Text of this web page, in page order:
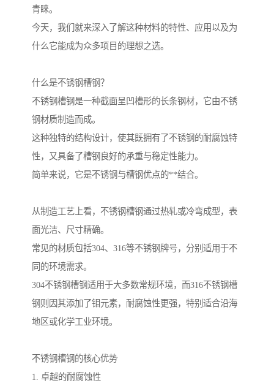
青睐。
今天，我们就来深入了解这种材料的特性、应用以及为
什么它能成为众多项目的理想之选。
什么是不锈钢槽钢？
不锈钢槽钢是一种截面呈凹槽形的长条钢材，它由不锈
钢材质制造而成。
这种独特的结构设计，使其既拥有了不锈钢的耐腐蚀特
性，又具备了槽钢良好的承重与稳定性能力。
简单来说，它是不锈钢与槽钢优点的**结合。
从制造工艺上看，不锈钢槽钢通过热轧或冷弯成型，表
面光洁、尺寸精确。
常见的材质包括304、316等不锈钢牌号，分别适用于不
同的环境需求。
304不锈钢槽钢适用于大多数常规环境，而316不锈钢槽
钢则因其添加了钼元素，耐腐蚀性更强，特别适合沿海
地区或化学工业环境。
不锈钢槽钢的核心优势
1. 卓越的耐腐蚀性